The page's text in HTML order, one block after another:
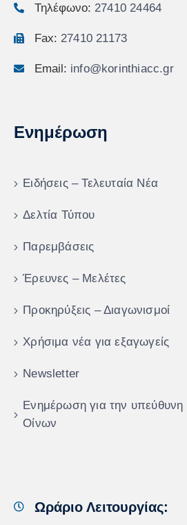
Τηλέφωνο: 27410 24464
Fax: 27410 21173
Email: info@korinthiacc.gr
Ενημέρωση
Ειδήσεις – Τελευταία Νέα
Δελτία Τύπου
Παρεμβάσεις
Έρευνες – Μελέτες
Προκηρύξεις – Διαγωνισμοί
Χρήσιμα νέα για εξαγωγείς
Newsletter
Ενημέρωση για την
Οίνων
Ωράριο Λειτουργίας: